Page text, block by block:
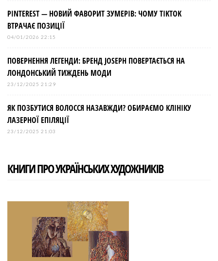
PINTEREST — НОВИЙ ФАВОРИТ ЗУМЕРІВ: ЧОМУ TIKTOK
ВТРАЧАЄ ПОЗИЦІЇ
04/01/2026 22:15
ПОВЕРНЕННЯ ЛЕГЕНДИ: БРЕНД JOSEPH ПОВЕРТАЄТЬСЯ НА
ЛОНДОНСЬКИЙ ТИЖДЕНЬ МОДИ
23/12/2025 21:29
ЯК ПОЗБУТИСЯ ВОЛОССЯ НАЗАВЖДИ? ОБИРАЄМО КЛІНІКУ
ЛАЗЕРНОЇ ЕПІЛЯЦІЇ
23/12/2025 21:03
КНИГИ ПРО УКРАЇНСЬКИХ ХУДОЖНИКІВ